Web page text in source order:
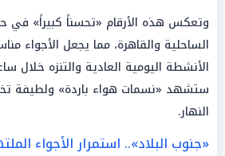
وتعكس هذه الأرقام «تحسناً كبيراً»
الساحلية والقاهرة، مما يجعل الأجواء
الأنشطة اليومية العادية والتنزه خلال
ستشهد «نسمات هواء باردة» ولطيفة
النهار.
«جنوب البلاد».. استمرار الأجواء